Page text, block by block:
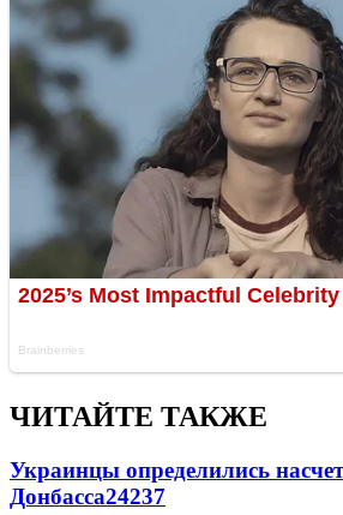
ЧИТАЙТЕ ТАКЖЕ
Украинцы определились
Донбасса24237